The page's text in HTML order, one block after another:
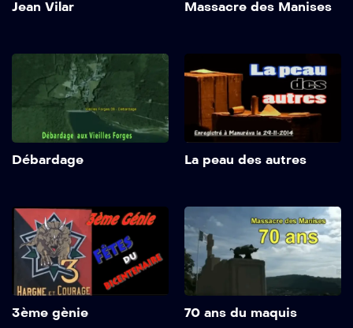
Jean Vilar
Massacre des Manises
Débardage La peau des autres
3ème gènie 70 ans du maquis